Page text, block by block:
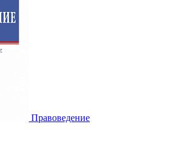
Правоведение